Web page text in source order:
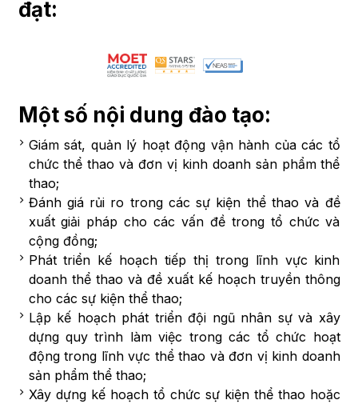
đạt:
Một số nội dung đào tạo:
Giám sát, quản lý hoạt động vận hành của các tổ
chức thể thao và đơn vị kinh doanh sản phẩm thể
thao;
Đánh giá rủi ro trong các sự kiện thể thao và đề
xuất giải pháp cho các vấn đề trong tổ chức và
cộng đồng;
Phát triển kế hoạch tiếp thị trong lĩnh vực kinh
doanh thể thao và đề xuất kế hoạch truyền thông
cho các sự kiện thể thao;
Lập kế hoạch phát triển đội ngũ nhân sự và xây
dựng quy trình làm việc trong các tổ chức hoạt
động trong lĩnh vực thể thao và đơn vị kinh doanh
sản phẩm thể thao;
Xây dựng kế hoạch tổ chức sự kiện thể thao hoặc